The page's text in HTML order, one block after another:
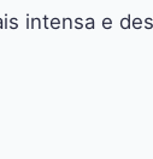
intensa e